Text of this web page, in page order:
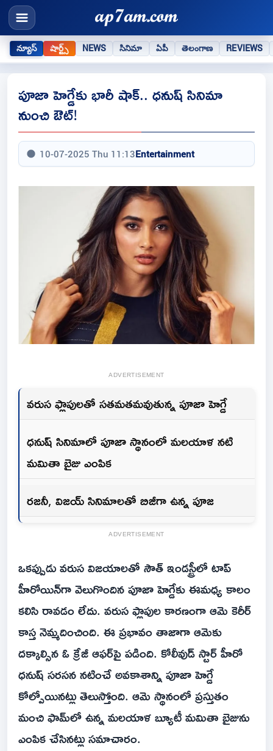
న్యూస్ షార్ట్స్ NEWS సినిమా ఏపీ తెలంగాణ REVIEWS
పూజా హెగ్డేకు భారీ షాక్.. ధనుష్ సినిమా
నుంచి ఔట్!
10-07-2025 Thu 11:13Entertainment
ADVERTISEMENT
వరుస ఫ్లాపులతో సతమతమవుతున్న పూజా హెగ్డే
ధనుష్ సినిమాలో పూజా స్థానంలో మలయాళ నటి
మమితా బైజు ఎంపిక
రజనీ, విజయ్ సినిమాలతో బిజీగా ఉన్న పూజ
ADVERTISEMENT
ఒకప్పుడు వరుస విజయాలతో సౌత్ ఇండస్ట్రీలో టాప్
హీరోయిన్‌గా వెలుగొందిన పూజా హెగ్డేకు ఈమధ్య కాలం
కలిసి రావడం లేదు. వరుస ఫ్లాపుల కారణంగా ఆమె కెరీర్
కాస్త నెమ్మదించింది. ఈ ప్రభావం తాజాగా ఆమెకు
దక్కాల్సిన ఓ క్రేజీ ఆఫర్‌పై పడింది. కోలీవుడ్ స్టార్ హీరో
ధనుష్ సరసన నటించే అవకాశాన్ని పూజా హెగ్డే
కోల్పోయినట్లు తెలుస్తోంది. ఆమె స్థానంలో ప్రస్తుతం
మంచి ఫామ్‌లో ఉన్న మలయాళ బ్యూటీ మమితా బైజును
ఎంపిక చేసినట్లు సమాచారం.